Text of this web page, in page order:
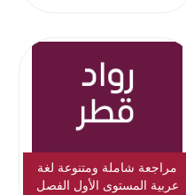
مراجعة شاملة ومتنوعة لغة
عربية المستوى الأول الفصل